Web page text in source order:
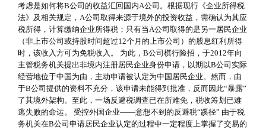
考虑是如何将B公司的收益汇回国内A公司。根据现行《企业所得税
法》及相关规定，A公司取得来源于境外的投资收益，需确认为其应
税所得，计算缴纳企业所得税；只有当A公司取得的是另一居民企业
（非上市公司或持股时间超过12个月的上市公司）的股息红利所得
时，该收入方可为免税收入。 为此，B公司棋行险招，于2012年向
主管税务机关提出非境内注册居民企业身份申请，以期以B公司实际
经营地位于中国为由，主动申请被认定为中国居民企业。然而，由
于B公司提供的资料不充分，该申请未能得到批准，反而因此“暴露”
了其境外架构。至此，一场反避税调查已在所难免，税收筹划已难
逃失败的命运。 受控外国企业——意想不到的反避税“蹊径” 由于税
务机关在B公司申请居民企业认定的过程中一定程度上掌握了交易的